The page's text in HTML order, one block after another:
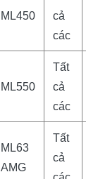
ML450
cả
các
ML550
Tất
cả
các
ML63
AMG
Tất
cả